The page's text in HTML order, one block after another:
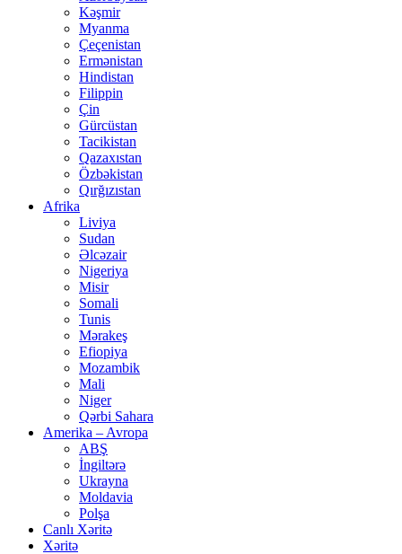
Kəşmir
Myanma
Çeçenistan
Ermənistan
Hindistan
Filippin
Çin
Gürcüstan
Tacikistan
Qazaxıstan
Özbəkistan
Qırğızıstan
Afrika
Liviya
Sudan
Əlcəzair
Nigeriya
Misir
Somali
Tunis
Mərakeş
Efiopiya
Mozambik
Mali
Niger
Qərbi Sahara
Amerika – Avropa
ABŞ
İngiltərə
Ukrayna
Moldavia
Polşa
Canlı Xəritə
Xəritə